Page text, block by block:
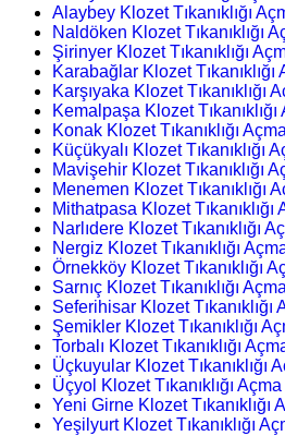
Alaybey Klozet Tıkanıklığı
Naldöken Klozet Tıkanıklığı
Şirinyer Klozet Tıkanıklığı
Karabağlar Klozet Tıkanıklığı
Karşıyaka Klozet Tıkanıklığı
Kemalpaşa Klozet Tıkanıklığı
Konak Klozet Tıkanıklığı Açma
Küçükyalı Klozet Tıkanıklığı
Mavişehir Klozet Tıkanıklığı
Menemen Klozet Tıkanıklığı
Mithatpasa Klozet Tıkanıklığı
Narlıdere Klozet Tıkanıklığı
Nergiz Klozet Tıkanıklığı
Örnekköy Klozet Tıkanıklığı
Sarnıç Klozet Tıkanıklığı Açma
Seferihisar Klozet Tıkanıklığı
Şemikler Klozet Tıkanıklığı
Torbalı Klozet Tıkanıklığı
Üçkuyular Klozet Tıkanıklığı
Üçyol Klozet Tıkanıklığı Açma
Yeni Girne Klozet Tıkanıklığı
Yeşilyurt Klozet Tıkanıklığı